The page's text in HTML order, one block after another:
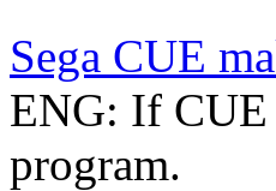
Sega CUE
ENG: If CUE
program.